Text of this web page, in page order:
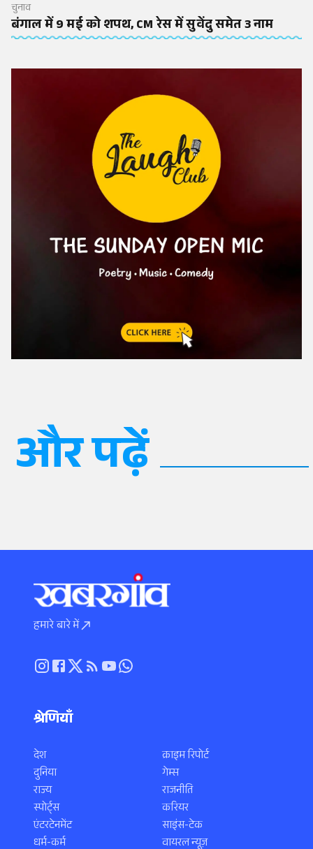
चुनाव
बंगाल में 9 मई को शपथ, CM रेस में सुवेंदु समेत 3 नाम
और पढ़ें
हमारे बारे में
श्रेणियाँ
देश
दुनिया
राज्य
स्पोर्ट्स
एंटरटेनमेंट
धर्म-कर्म
क्राइम रिपोर्ट
गेम्स
राजनीति
करियर
साइंस-टेक
वायरल न्यूज़